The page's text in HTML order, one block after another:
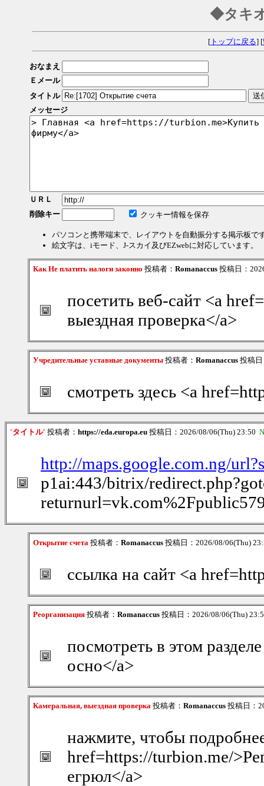
◆タキ
[トップに戻る] [
おなまえ
Ｅメール
タイトル
メッセージ
ＵＲＬ
削除キー
クッキー情報を保存
パソコンと携帯端末で、レイアウトを自動振分する掲示板で
絵文字は、iモード、J-スカイ及びEZwebに対応しています。
Как Не платить налоги законно 投稿者： Romanaccus 投稿日：
посетить веб-сайт <a
выездная проверка</a>
Учредительные уставные документы 投稿者： Romanaccus 投稿
смотреть здесь <a
'タイトル' 投稿者： https://eda.europa.eu 投稿日：2026/08/06(Thu) 23:50
http://maps.google.com.ng/
p1ai:443/bitrix/
Открытие счета 投稿者： Romanaccus 投稿日：2026/08/06(Thu)
ссылка на сайт <a
Реорганизация 投稿者： Romanaccus 投稿日：2026/08/06(Thu)
посмотреть в этом
осно</a>
Камеральная, выездная проверка 投稿者： Romanaccus 投稿日：
нажмите, чтобы
href=https://turbion.me/
егрюл</a>